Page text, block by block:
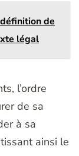
de
légal
l’ordre
de sa
à sa
ainsi le